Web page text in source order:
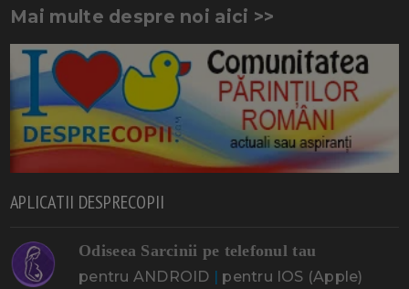
Mai multe despre noi aici >>
APLICATII DESPRECOPII
Odiseea Sarcinii pe telefonul tau
pentru ANDROID | pentru IOS (Apple)